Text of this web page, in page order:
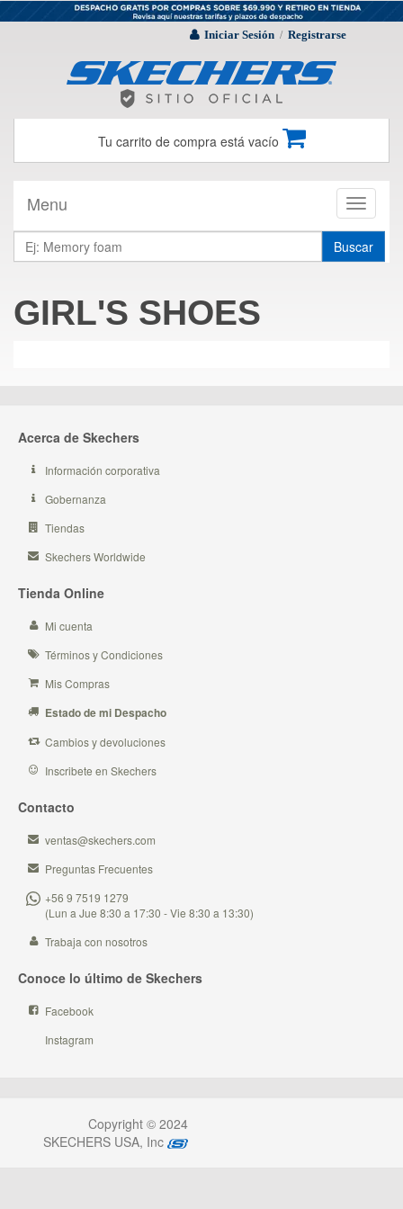
Iniciar Sesión / Registrarse
Tu carrito de compra está vacío
Toggle
Menu
Buscar
GIRL'S SHOES
Acerca de Skechers
Información corporativa
Gobernanza
Tiendas
Skechers Worldwide
Tienda Online
Mi cuenta
Términos y Condiciones
Mis Compras
Estado de mi Despacho
Cambios y devoluciones
Inscribete en Skechers
Contacto
ventas@skechers.com
Preguntas Frecuentes
+56 9 7519 1279
(Lun a Jue 8:30 a 17:30 - Vie 8:30 a 13:30)
Trabaja con nosotros
Conoce lo último de Skechers
Facebook
Instagram
Copyright © 2024
SKECHERS USA, Inc